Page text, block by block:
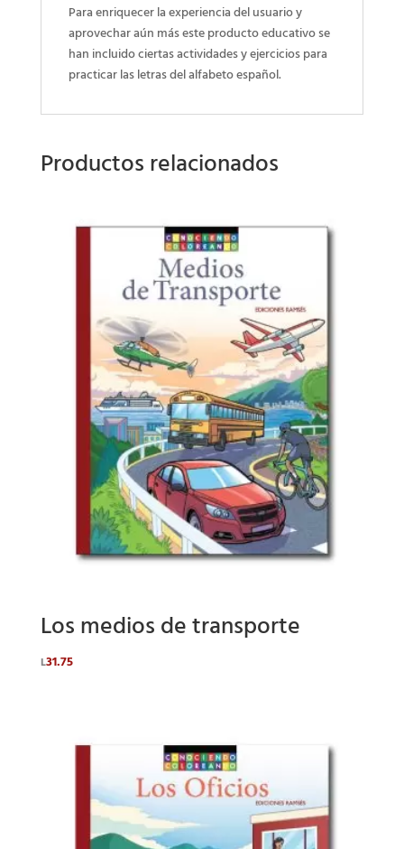
Para enriquecer la experiencia del usuario y
aprovechar aún más este producto educativo se
han incluido ciertas actividades y ejercicios para
practicar las letras del alfabeto español.
Productos relacionados
Los medios de transporte
L31.75